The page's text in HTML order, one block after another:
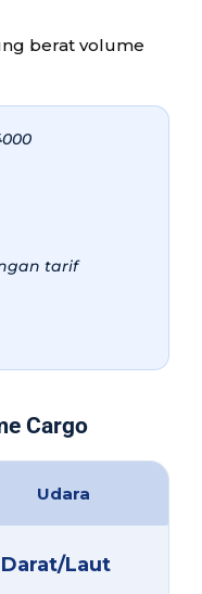
berat volume
tarif
Cargo
Udara
Laut